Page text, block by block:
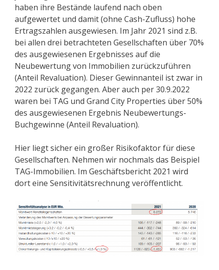
haben ihre Bestände laufend nach oben
aufgewertet und damit (ohne Cash-Zufluss) hohe
Ertragszahlen ausgewiesen. Im Jahr 2021 sind z.B.
bei allen drei betrachteten Gesellschaften über 70%
des ausgewiesenen Ergebnisses auf die
Neubewertung von Immobilien zurückzuführen
(Anteil Revaluation). Dieser Gewinnanteil ist zwar in
2022 zurück gegangen. Aber auch per 30.9.2022
waren bei TAG und Grand City Properties über 50%
des ausgewiesenen Ergebnis Neubewertungs-
Buchgewinne (Anteil Revaluation).
Hier liegt sicher ein großer Risikofaktor für diese
Gesellschaften. Nehmen wir nochmals das Beispiel
TAG-Immobilien. Im Geschäftsbericht 2021 wird
dort eine Sensitivitätsrechnung veröffentlicht.